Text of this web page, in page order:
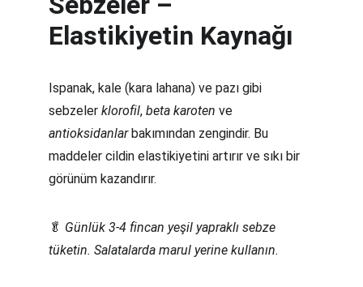
Elastikiyetin Kaynağı
Ispanak, kale (kara lahana) ve pazı gibi
sebzeler klorofil, beta karoten ve
antioksidanlar bakımından zengindir. Bu
maddeler cildin elastikiyetini artırır ve sıkı bir
görünüm kazandırır.
🥬 Günlük 3-4 fincan yeşil yapraklı sebze
tüketin. Salatalarda marul yerine kullanın.